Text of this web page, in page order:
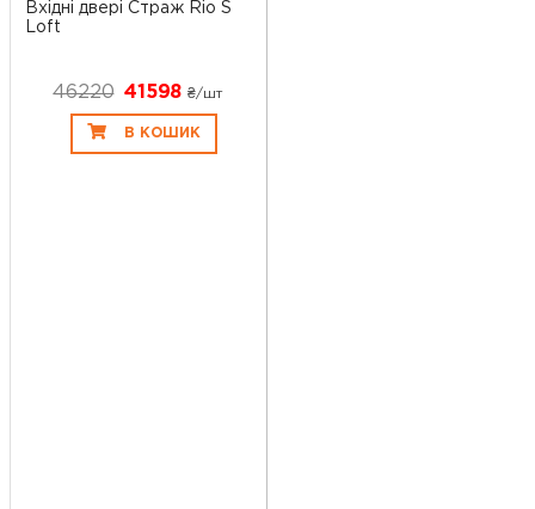
Вхідні двері Страж Rio S
Loft
46220 41598₴/шт
В КОШИК